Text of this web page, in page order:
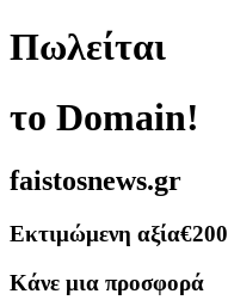
Πωλείται
το Domain!
faistosnews.gr
Εκτιμώμενη αξία€200
Κάνε μια προσφορά